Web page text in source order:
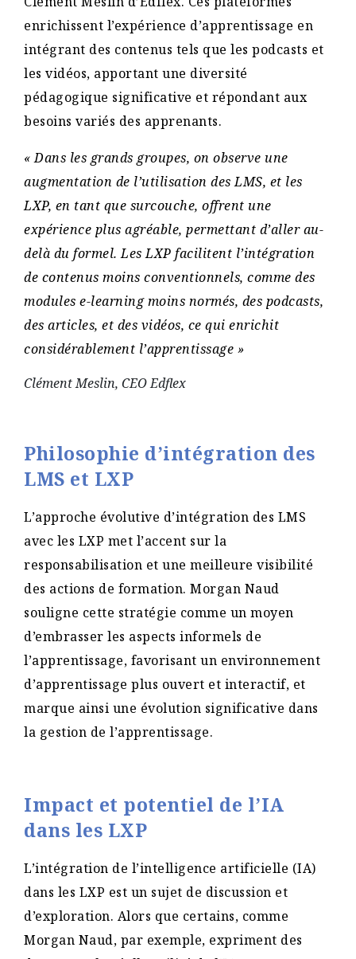
enrichissent l’expérience d’apprentissage en
intégrant des contenus tels que les podcasts et
les vidéos, apportant une diversité
pédagogique significative et répondant aux
besoins variés des apprenants.
« Dans les grands groupes, on observe une
augmentation de l’utilisation des LMS, et les
LXP, en tant que surcouche, offrent une
expérience plus agréable, permettant d’aller au-
delà du formel. Les LXP facilitent l’intégration
de contenus moins conventionnels, comme des
modules e-learning moins normés, des podcasts,
des articles, et des vidéos, ce qui enrichit
considérablement l’apprentissage »
Clément Meslin, CEO Edflex
Philosophie d’intégration des
LMS et LXP
L’approche évolutive d’intégration des LMS
avec les LXP met l’accent sur la
responsabilisation et une meilleure visibilité
des actions de formation. Morgan Naud
souligne cette stratégie comme un moyen
d’embrasser les aspects informels de
l’apprentissage, favorisant un environnement
d’apprentissage plus ouvert et interactif, et
marque ainsi une évolution significative dans
la gestion de l’apprentissage.
Impact et potentiel de l’IA
dans les LXP
L’intégration de l’intelligence artificielle (IA)
dans les LXP est un sujet de discussion et
d’exploration. Alors que certains, comme
Morgan Naud, par exemple, expriment des